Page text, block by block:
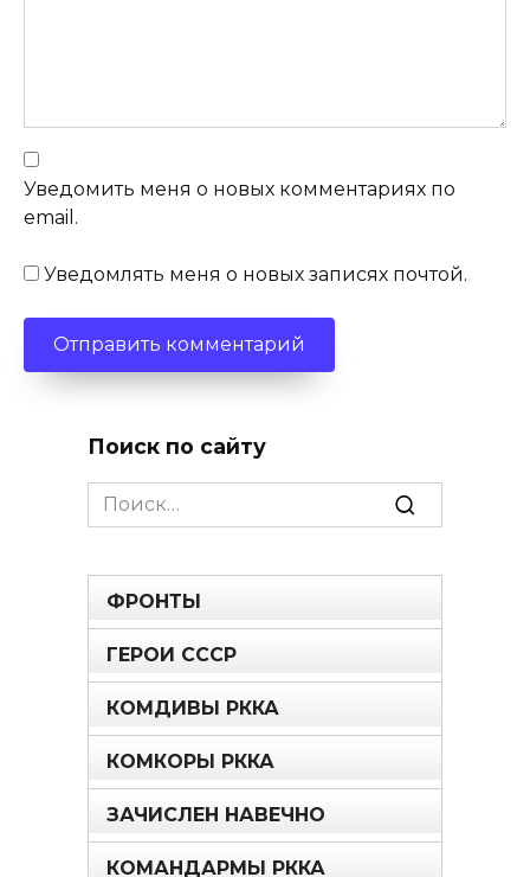
Уведомить меня о новых комментариях по
email.
Уведомлять меня о новых записях почтой.
Поиск по сайту
Search
for:
ФРОНТЫ
ГЕРОИ СССР
КОМДИВЫ РККА
КОМКОРЫ РККА
ЗАЧИСЛЕН НАВЕЧНО
КОМАНДАРМЫ РККА